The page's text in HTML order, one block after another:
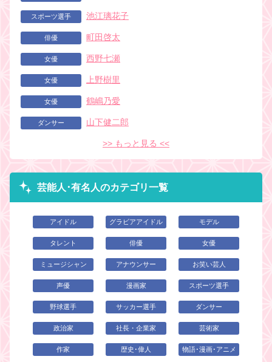
スポーツ選手 池江璃花子
俳優 町田啓太
女優 西野七瀬
女優 上野樹里
女優 鶴嶋乃愛
ダンサー 山下健二郎
>> もっと見る <<
芸能人･有名人のカテゴリ一覧
アイドル グラビアアイドル モデル
タレント 俳優 女優
ミュージシャン アナウンサー お笑い芸人
声優 漫画家 スポーツ選手
野球選手 サッカー選手 ダンサー
政治家 社長・企業家 芸術家
作家 歴史･偉人 物語･漫画･アニメ